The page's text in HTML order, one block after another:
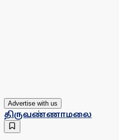
Advertise with us
திருவண்ணாமலை